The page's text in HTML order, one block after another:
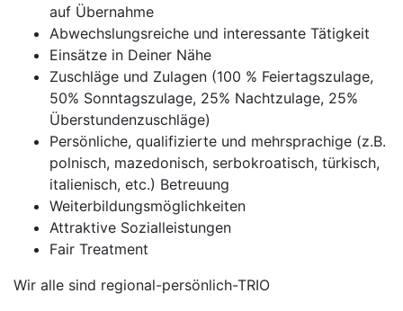
auf Übernahme
Abwechslungsreiche und interessante Tätigkeit
Einsätze in Deiner Nähe
Zuschläge und Zulagen (100 % Feiertagszulage,
50% Sonntagszulage, 25% Nachtzulage, 25%
Überstundenzuschläge)
Persönliche, qualifizierte und mehrsprachige (z.B.
polnisch, mazedonisch, serbokroatisch, türkisch,
italienisch, etc.) Betreuung
Weiterbildungsmöglichkeiten
Attraktive Sozialleistungen
Fair Treatment
Wir alle sind regional-persönlich-TRIO